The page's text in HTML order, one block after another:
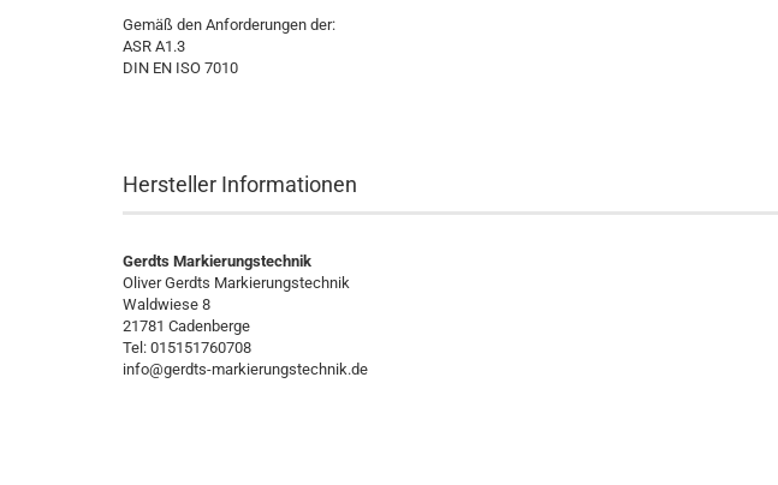
Gemäß den Anforderungen der:
ASR A1.3
DIN EN ISO 7010
Hersteller Informationen
Gerdts Markierungstechnik
Oliver Gerdts Markierungstechnik
Waldwiese 8
21781 Cadenberge
Tel: 015151760708
info@gerdts-markierungstechnik.de